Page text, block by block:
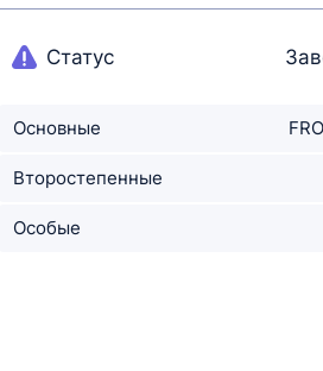
Статус
Основные
повреждения
Второстепенные
повр-ния
Особые